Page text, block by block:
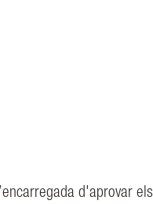
d'aprovar els